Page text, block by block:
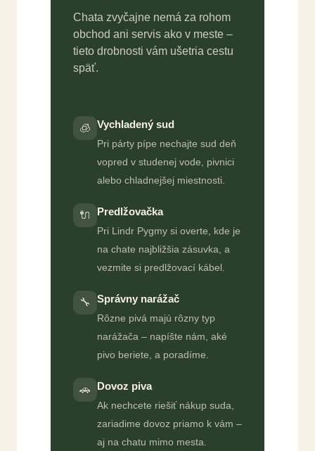
Chata zvyčajne nemá za rohom
obchod ani servis ako v meste –
tieto drobnosti vám ušetria cestu
späť.
🧊 Vychladený sud
Pri párty pípe nechajte sud deň
vopred v studenej vode, pivnici
alebo chladnejšej miestnosti.
🔌 Predlžovačka
Pri Lindr Pygmy si overte, kde je
na chate najbližšia zásuvka, a
vezmite si predlžovací kábel.
🔧 Správny narážač
Rôzne pivá majú rôzny typ
narážača – napíšte nám, aké
pivo beriete, a poradíme.
🚗 Dovoz piva
Ak nechcete riešiť nákup suda,
zariadime dovoz priamo k vám –
aj na chatu mimo mesta.